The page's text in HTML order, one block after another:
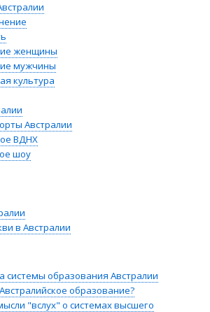
женщины
мужчины
культура
Австралии
ВДНХ
шоу
в Австралии
системы образования Австралии
образование?
"вслух" о системах высшего